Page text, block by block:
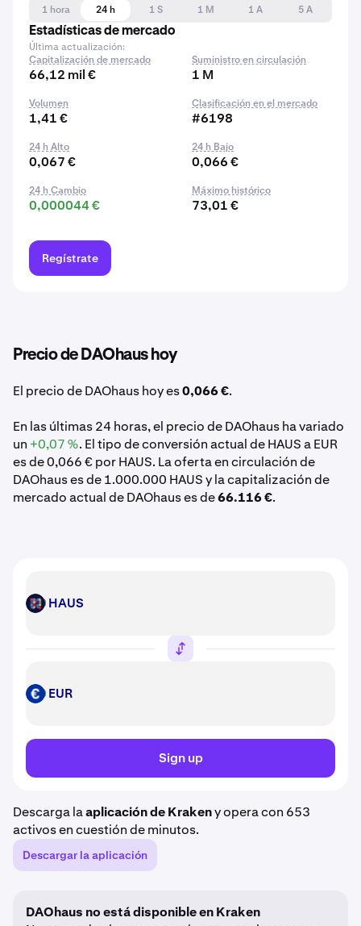
1 hora 24 h 1 S 1 M 1 A
5 A
Estadísticas de mercado
Última actualización:
Capitalización de mercado
66,12 mil €
Suministro en circulación
1 M
Volumen
1,41 €
Clasificación en el mercado
#6198
24 h Alto
0,067 €
24 h Bajo
0,066 €
24 h Cambio
0,000044 €
Máximo histórico
73,01 €
Regístrate
Precio de DAOhaus hoy
El precio de DAOhaus hoy es0,066 €.
En las últimas 24 horas, el precio de DAOhaus ha variado
un +0,07 %. El tipo de conversión actual de HAUS a EUR
es de 0,066 € por HAUS. La oferta en circulación de
DAOhaus es de 1.000.000 HAUS y la capitalización de
mercado actual de DAOhaus es de66.116 €.
HAUS HAUS
EUR EUR
Sign up
Descarga laaplicación de Krakeny opera con 653
activos en cuestión de minutos.
Descargar la aplicación
DAOhaus no está disponible en Kraken